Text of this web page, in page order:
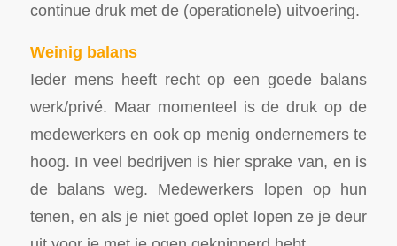
continue druk met de (operationele) uitvoering.
Weinig balans
Ieder mens heeft recht op een goede balans
werk/privé. Maar momenteel is de druk op de
medewerkers en ook op menig ondernemers te
hoog. In veel bedrijven is hier sprake van, en is
de balans weg. Medewerkers lopen op hun
tenen, en als je niet goed oplet lopen ze je deur